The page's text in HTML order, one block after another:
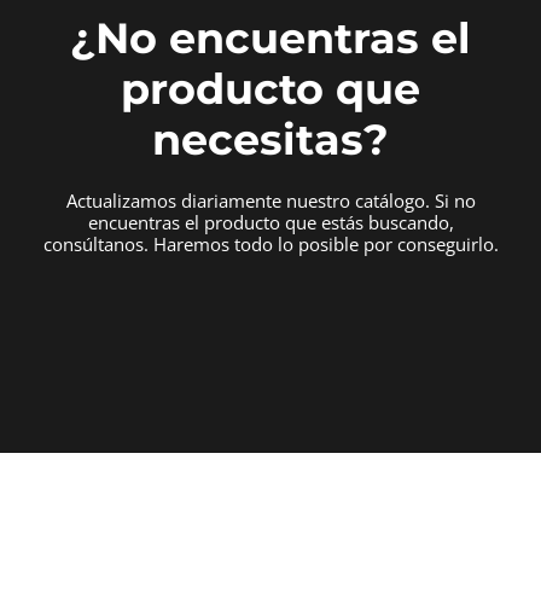
¿No encuentras el
producto que
necesitas?
Actualizamos diariamente nuestro catálogo. Si no
encuentras el producto que estás buscando,
consúltanos. Haremos todo lo posible por conseguirlo.